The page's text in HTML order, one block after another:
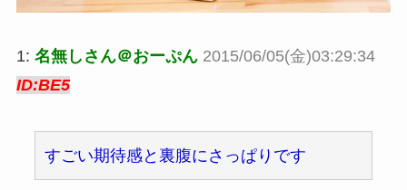
1: 名無しさん＠おーぷん 2015/06/05(金)03:29:34
ID:BE5
すごい期待感と裏腹にさっぱりです